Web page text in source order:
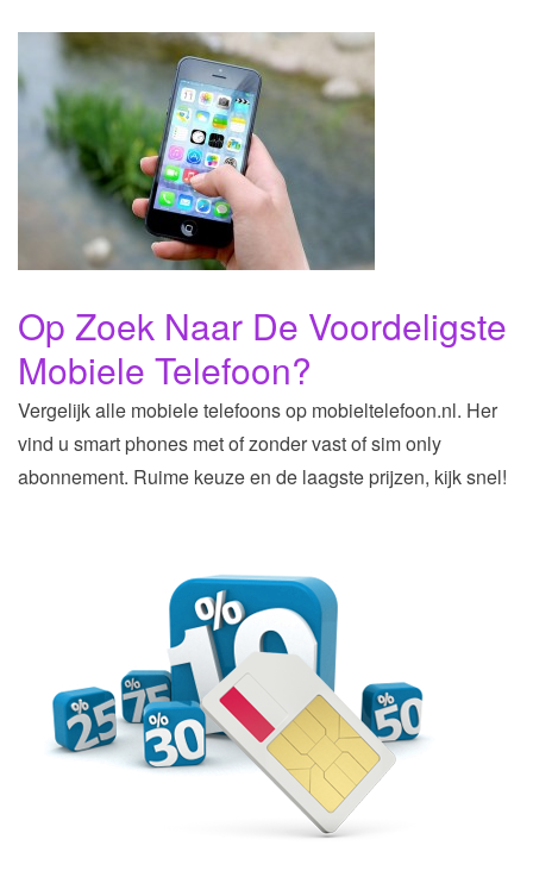
Op Zoek Naar De Voordeligste
Mobiele Telefoon?
Vergelijk alle mobiele telefoons op mobieltelefoon.nl. Her
vind u smart phones met of zonder vast of sim only
abonnement. Ruime keuze en de laagste prijzen, kijk snel!